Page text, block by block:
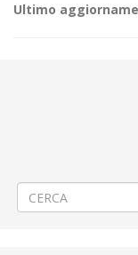
Ultimo